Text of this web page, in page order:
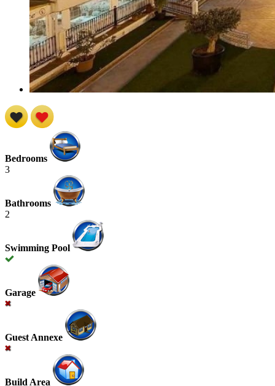
Bedrooms
3
Bathrooms
2
Swimming Pool
Garage
Guest Annexe
Build Area